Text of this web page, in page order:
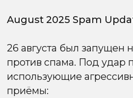
Важную роль также играют:
— мобильная адаптивность,
— удобная навигация,
— корректная разметка Schema.org.